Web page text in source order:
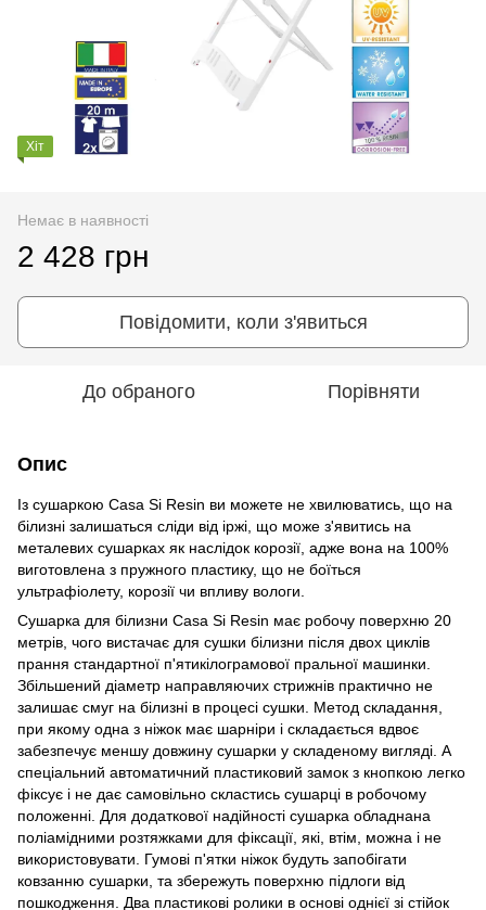
Хіт
Немає в наявності
2 428 грн
Повідомити, коли з'явиться
До обраного Порівняти
Опис
Із сушаркою Casa Si Resin ви можете не хвилюватись, що на
білизні залишаться сліди від іржі, що може з'явитись на
металевих сушарках як наслідок корозії, адже вона на 100%
виготовлена з пружного пластику, що не боїться
ультрафіолету, корозії чи впливу вологи.
Сушарка для білизни Casa Si Resin має робочу поверхню 20
метрів, чого вистачає для сушки білизни після двох циклів
прання стандартної п'ятикілограмової пральної машинки.
Збільшений діаметр направляючих стрижнів практично не
залишає смуг на білизні в процесі сушки. Метод складання,
при якому одна з ніжок має шарніри і складається вдвоє
забезпечує меншу довжину сушарки у складеному вигляді. А
спеціальний автоматичний пластиковий замок з кнопкою легко
фіксує і не дає самовільно скластись сушарці в робочому
положенні. Для додаткової надійності сушарка обладнана
поліамідними розтяжками для фіксації, які, втім, можна і не
використовувати. Гумові п'ятки ніжок будуть запобігати
ковзанню сушарки, та збережуть поверхню підлоги від
пошкодження. Два пластикові ролики в основі однієї зі стійок